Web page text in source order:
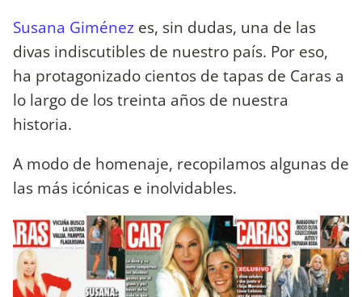
Susana Giménez es, sin dudas, una de las
divas indiscutibles de nuestro país. Por eso,
ha protagonizado cientos de tapas de Caras a
lo largo de los treinta años de nuestra
historia.
A modo de homenaje, recopilamos algunas de
las más icónicas e inolvidables.